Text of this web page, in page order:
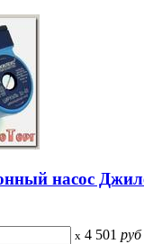
насос
x 4 501 руб